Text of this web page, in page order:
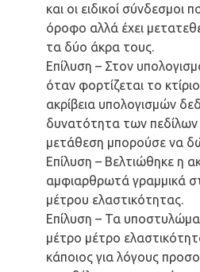
και οι ειδικοί σύνδεσμοι
όροφο αλλά έχει
τα δύο άκρα τους.
Επίλυση – Στον
όταν φορτίζεται το
ακρίβεια υπολογισμών
δυνατότητα των πεδίλων
μετάθεση μπορούσε να
Επίλυση – Βελτιώθηκε η
αμφιαρθρωτά γραμμικά
μέτρου ελαστικότητας.
Επίλυση – Τα
μέτρο μέτρο
κάποιος για λόγους